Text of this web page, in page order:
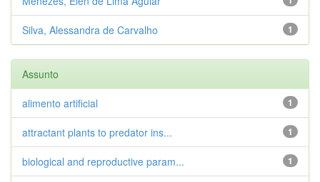
1
Silva, Alessandra de Carvalho
Assunto
1
alimento artificial
1
attractant plants to predator ins...
1
biological and reproductive param...